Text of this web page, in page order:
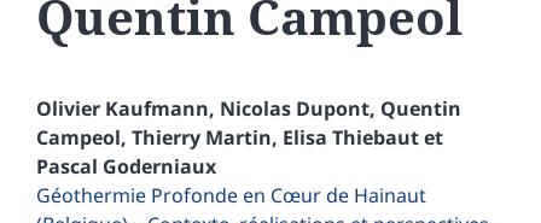
Quentin Campeol
Olivier Kaufmann, Nicolas Dupont, Quentin
Campeol, Thierry Martin, Elisa Thiebautet
Pascal Goderniaux
Géothermie Profonde en Cœur de Hainaut